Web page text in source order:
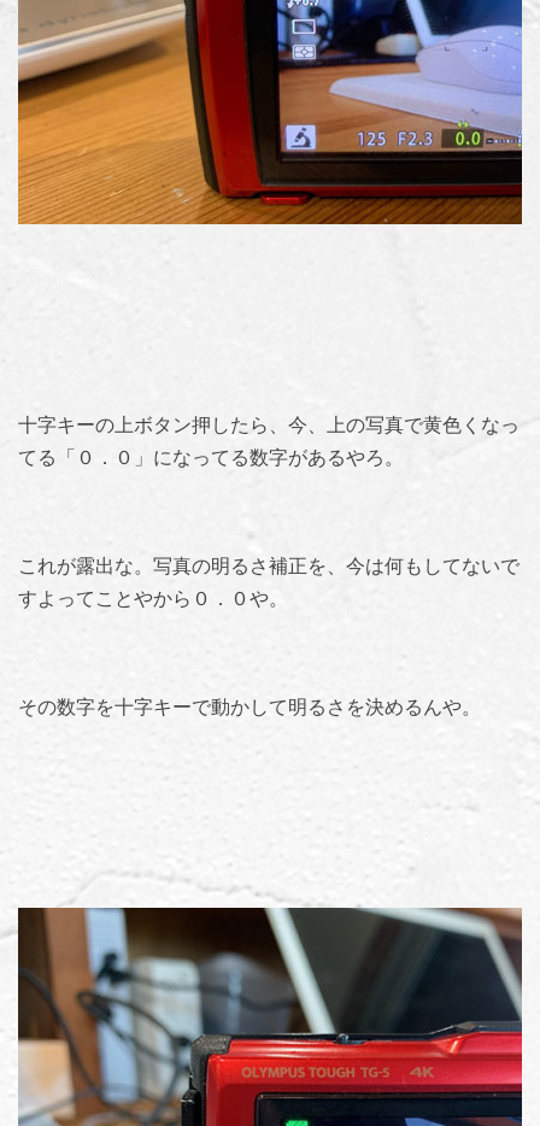
十字キーの上ボタン押したら、今、上の写真で黄色くなっ
てる「０．０」になってる数字があるやろ。
これが露出な。写真の明るさ補正を、今は何もしてないで
すよってことやから０．０や。
その数字を十字キーで動かして明るさを決めるんや。